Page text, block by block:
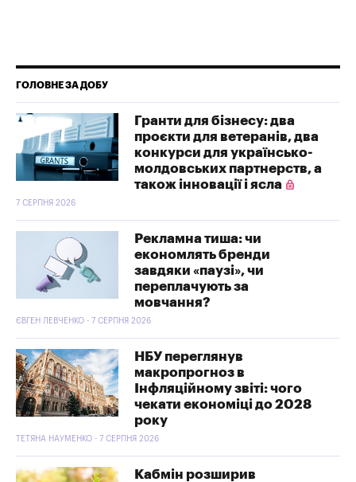
ГОЛОВНЕ ЗА ДОБУ
Гранти для бізнесу: два
проєкти для ветеранів, два
конкурси для українсько-
молдовських партнерств, а
також інновації і ясла
7 СЕРПНЯ 2026
Рекламна тиша: чи
економлять бренди
завдяки «паузі», чи
переплачують за
мовчання?
ЄВГЕН ЛЕВЧЕНКО - 7 СЕРПНЯ 2026
НБУ переглянув
макропрогноз в
Інфляційному звіті: чого
чекати економіці до 2028
року
ТЕТЯНА НАУМЕНКО - 7 СЕРПНЯ 2026
Кабмін розширив